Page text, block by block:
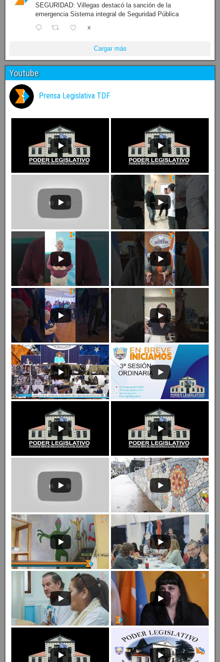
SEGURIDAD: Villegas destacó la sanción de la
emergencia Sistema integral de Seguridad Pública
X
Cargar más
Youtube
Prensa Legislativa TDF